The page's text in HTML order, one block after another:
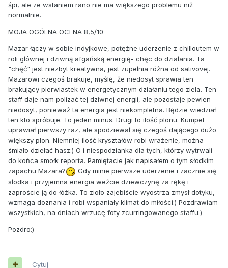
śpi, ale ze wstaniem rano nie ma większego problemu niż
normalnie.
MOJA OGÓLNA OCENA 8,5/10
Mazar łączy w sobie indyjkowe, potężne uderzenie z chilloutem w
roli głównej i dziwną afgańską energię- chęc do działania. Ta
"chęć" jest niezbyt kreatywna, jest zupełnia różna od sativovej.
Mazarowi czegoś brakuje, myślę, że niedosyt sprawia ten
brakujący pierwiastek w energetycznym działaniu tego ziela. Ten
staff daje nam polizać tej dziwnej energii, ale pozostaje pewien
niedosyt, ponieważ ta energia jest niekompletna. Będzie wiedział
ten kto spróbuje. To jeden minus. Drugi to ilość plonu. Kumpel
uprawiał pierwszy raz, ale spodziewał się czegoś dającego dużo
większy plon. Niemniej ilość kryształów robi wrażenie, można
śmiało dziełać hasz:) O i niespodzianka dla tych, którzy wytrwali
do końca smołk reporta. Pamiętacie jak napisałem o tym słodkim
zapachu Mazara?
Gdy minie pierwsze uderzenie i zacznie się
słodka i przyjemna energia weźcie dziewczynę za rękę i
zaproście ją do łóżka. To zioło zajebiście wyostrza zmysł dotyku,
wzmaga doznania i robi wspaniały klimat do miłości:) Pozdrawiam
wszystkich, na dniach wrzucę foty zcurringowanego staffu:)
Pozdro:)
Cytuj